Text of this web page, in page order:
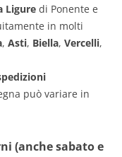
Ligure di Ponente e
in molti
, Asti, Biella, Vercelli,
può variare in
(anche sabato e